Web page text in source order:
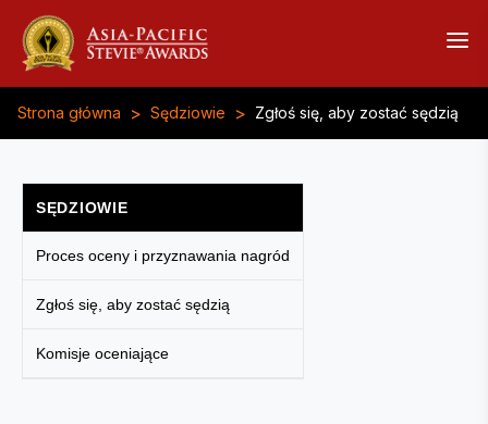
Strona główna > Sędziowie > Zgłoś się, aby zostać sędzią
SĘDZIOWIE
Proces oceny i przyznawania nagród
Zgłoś się, aby zostać sędzią
Komisje oceniające